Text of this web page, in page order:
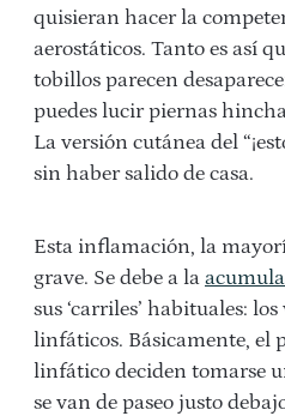
quisieran hacer la
aerostáticos. Tanto es así
tobillos parecen
puedes lucir piernas
La versión cutánea del
sin haber salido de casa.
Esta inflamación, la
grave. Se debe a la
sus ‘carriles’ habituales:
linfáticos. Básicamente, el
linfático deciden tomarse
se van de paseo justo